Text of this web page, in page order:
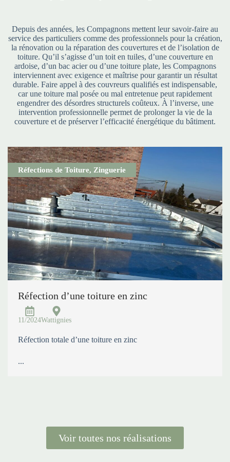
Depuis des années, les Compagnons mettent leur savoir-faire au
service des particuliers comme des professionnels pour la création,
la rénovation ou la réparation des couvertures et de l’isolation de
toiture. Qu’il s’agisse d’un toit en tuiles, d’une couverture en
ardoise, d’un bac acier ou d’une toiture plate, les Compagnons
interviennent avec exigence et maîtrise pour garantir un résultat
durable. Faire appel à des couvreurs qualifiés est indispensable,
car une toiture mal posée ou mal entretenue peut rapidement
engendrer des désordres structurels coûteux. À l’inverse, une
intervention professionnelle permet de prolonger la vie de la
couverture et de préserver l’efficacité énergétique du bâtiment.
Réfections de Toiture, Zinguerie
Réfection d’une toiture en zinc
11/2024Wattignies
Réfection totale d’une toiture en zinc
...
Voir toutes nos réalisations